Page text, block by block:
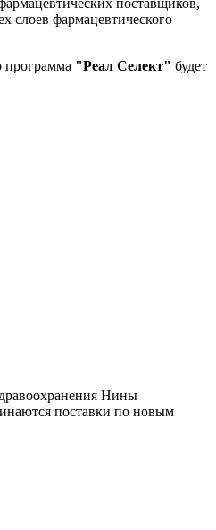
поставщиков,
слоев фармацевтического
программа "Реал Cелект" будет
Нины
поставки по новым